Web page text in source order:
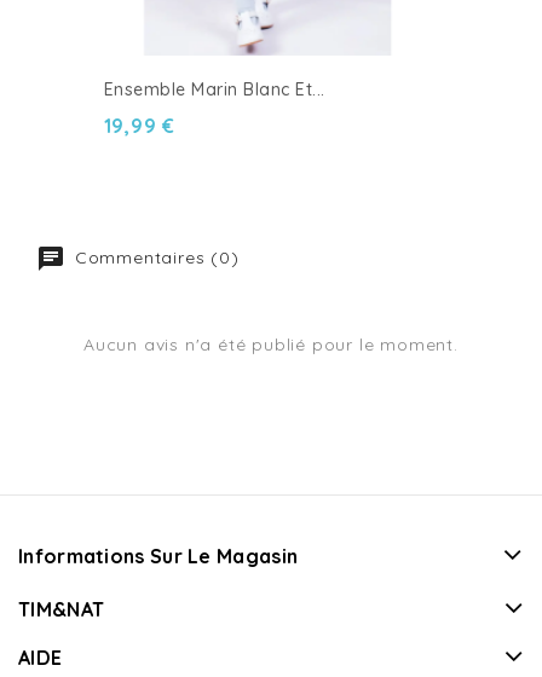
Ensemble Marin Blanc Et...
19,99 €
Commentaires (0)
Aucun avis n'a été publié pour le moment.
Informations Sur Le Magasin
TIM&NAT
AIDE